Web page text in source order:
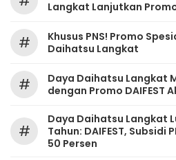
Langkat Lanjutkan
#
Khusus PNS! Promo
Daihatsu Langkat
#
Daya Daihatsu Langkat
dengan Promo DAIFEST
#
Daya Daihatsu Langkat
Tahun: DAIFEST, Subsidi
50 Persen